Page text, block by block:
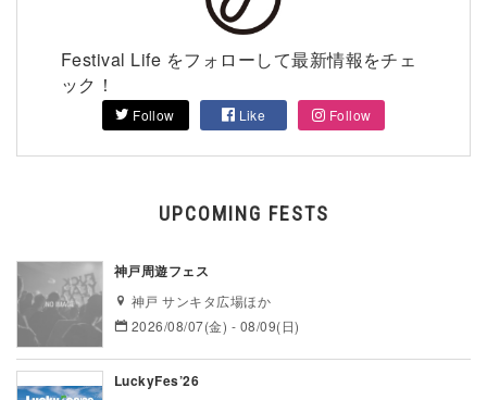
Festival Life をフォローして最新情報をチェ
ック！
Follow Like Follow
UPCOMING FESTS
神戸周遊フェス
神戸 サンキタ広場ほか
2026/08/07(金) - 08/09(日)
LuckyFes’26